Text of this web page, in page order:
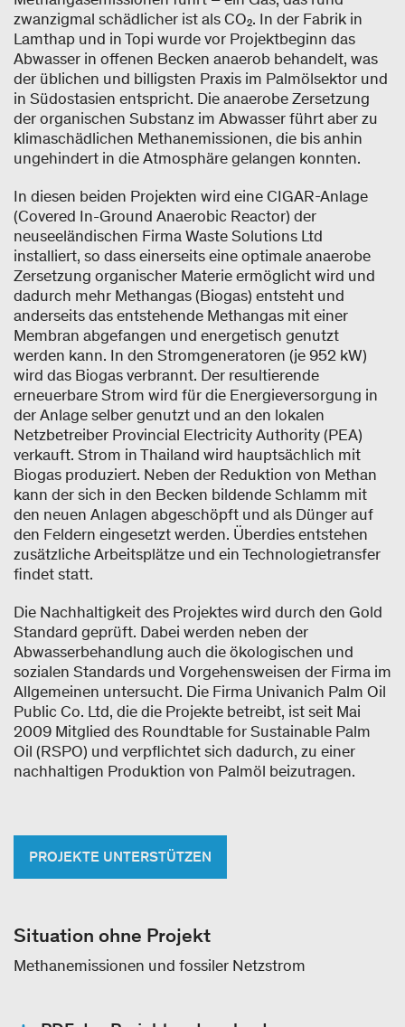
zwanzigmal schädlicher ist als CO₂. In der Fabrik in
Lamthap und in Topi wurde vor Projektbeginn das
Abwasser in offenen Becken anaerob behandelt, was
der üblichen und billigsten Praxis im Palmölsektor und
in Südostasien entspricht. Die anaerobe Zersetzung
der organischen Substanz im Abwasser führt aber zu
klimaschädlichen Methanemissionen, die bis anhin
ungehindert in die Atmosphäre gelangen konnten.
In diesen beiden Projekten wird eine CIGAR-Anlage
(Covered In-Ground Anaerobic Reactor) der
neuseeländischen Firma Waste Solutions Ltd
installiert, so dass einerseits eine optimale anaerobe
Zersetzung organischer Materie ermöglicht wird und
dadurch mehr Methangas (Biogas) entsteht und
anderseits das entstehende Methangas mit einer
Membran abgefangen und energetisch genutzt
werden kann. In den Stromgeneratoren (je 952 kW)
wird das Biogas verbrannt. Der resultierende
erneuerbare Strom wird für die Energieversorgung in
der Anlage selber genutzt und an den lokalen
Netzbetreiber Provincial Electricity Authority (PEA)
verkauft. Strom in Thailand wird hauptsächlich mit
Biogas produziert. Neben der Reduktion von Methan
kann der sich in den Becken bildende Schlamm mit
den neuen Anlagen abgeschöpft und als Dünger auf
den Feldern eingesetzt werden. Überdies entstehen
zusätzliche Arbeitsplätze und ein Technologietransfer
findet statt.
Die Nachhaltigkeit des Projektes wird durch den Gold
Standard geprüft. Dabei werden neben der
Abwasserbehandlung auch die ökologischen und
sozialen Standards und Vorgehensweisen der Firma im
Allgemeinen untersucht. Die Firma Univanich Palm Oil
Public Co. Ltd, die die Projekte betreibt, ist seit Mai
2009 Mitglied des Roundtable for Sustainable Palm
Oil (RSPO) und verpflichtet sich dadurch, zu einer
nachhaltigen Produktion von Palmöl beizutragen.
PROJEKTE UNTERSTÜTZEN
Situation ohne Projekt
Methanemissionen und fossiler Netzstrom